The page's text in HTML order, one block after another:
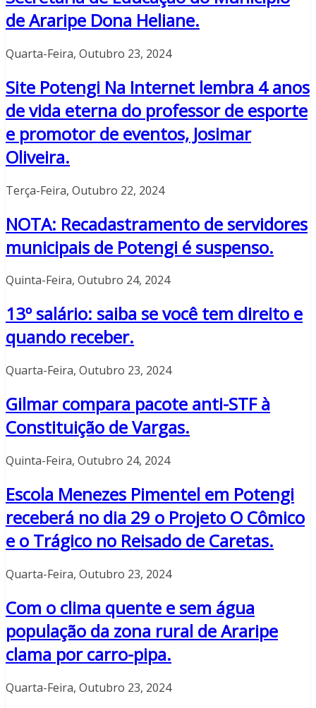
de Araripe Dona Heliane.
Quarta-Feira, Outubro 23, 2024
Site Potengi Na Internet lembra 4 anos
de vida eterna do professor de esporte
e promotor de eventos, Josimar
Oliveira.
Terça-Feira, Outubro 22, 2024
NOTA: Recadastramento de servidores
municipais de Potengi é suspenso.
Quinta-Feira, Outubro 24, 2024
13º salário: saiba se você tem direito e
quando receber.
Quarta-Feira, Outubro 23, 2024
Gilmar compara pacote anti-STF à
Constituição de Vargas.
Quinta-Feira, Outubro 24, 2024
Escola Menezes Pimentel em Potengi
receberá no dia 29 o Projeto O Cômico
e o Trágico no Reisado de Caretas.
Quarta-Feira, Outubro 23, 2024
Com o clima quente e sem água
população da zona rural de Araripe
clama por carro-pipa.
Quarta-Feira, Outubro 23, 2024